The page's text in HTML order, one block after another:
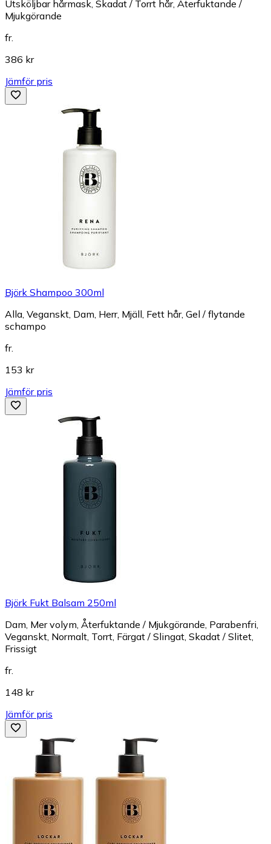
Utsköljbar hårmask, Skadat / Torrt hår, Återfuktande /
Mjukgörande
fr.
386 kr
Jämför pris
Björk Shampoo 300ml
Alla, Veganskt, Dam, Herr, Mjäll, Fett hår, Gel / flytande
schampo
fr.
153 kr
Jämför pris
Björk Fukt Balsam 250ml
Dam, Mer volym, Återfuktande / Mjukgörande, Parabenfri,
Veganskt, Normalt, Torrt, Färgat / Slingat, Skadat / Slitet,
Frissigt
fr.
148 kr
Jämför pris